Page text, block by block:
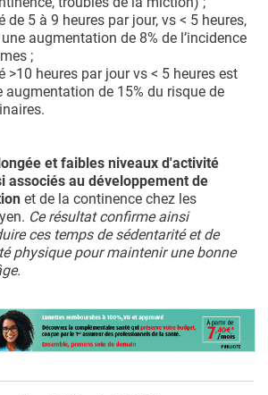
de 5 à 9 heures par jour, vs < 5 heures,
augmentation de 8% de l’incidence
;
>10 heures par jour vs < 5 heures est
augmentation de 15% du risque de
et faibles niveaux d'activité
associés au développement de
et de la continence chez les
Ce résultat confirme ainsi
ces temps de sédentarité et de
physique pour maintenir une bonne